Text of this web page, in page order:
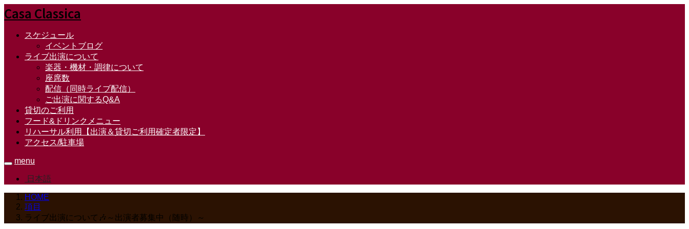
Casa Classica
スケジュール
イベントブログ
ライブ出演について
楽器・機材・調律について
座席数
配信（同時ライブ配信）
ご出演に関するQ&A
貸切のご利用
フード&ドリンクメニュー
リハーサル利用【出演＆貸切ご利用確定者限定】
アクセス/駐車場
menu
日本語
HOME
項目
ライブ出演について🎶～出演者募集中（随時）～